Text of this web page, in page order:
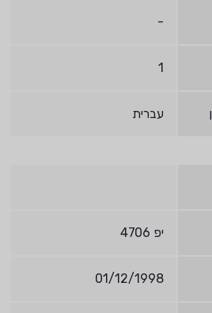
-
1
עברית
יפ 4706
01/12/1998